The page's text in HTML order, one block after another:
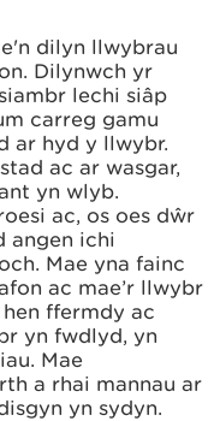
dilyn llwybrau
Dilynwch yr
lechi siâp
carreg gamu
ar hyd y llwybr.
ac ar wasgar,
yn wlyb.
ac, os oes dŵr
angen ichi
Mae yna fainc
ac mae’r llwybr
ffermdy ac
yn fwdlyd, yn
Mae
a rhai mannau ar
yn sydyn.